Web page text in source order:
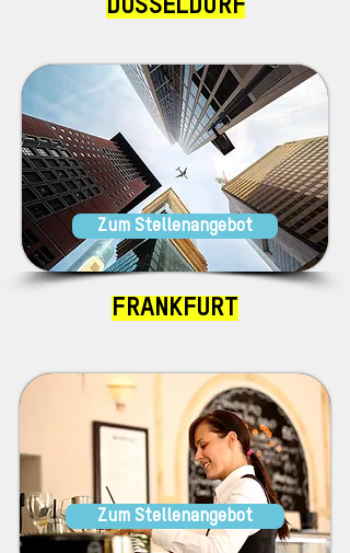
DÜSSELDORF
Zum Stellenangebot
FRANKFURT
Zum Stellenangebot